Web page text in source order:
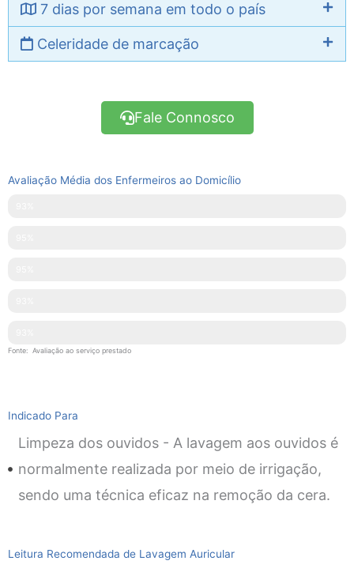
7 dias por semana em todo o país
Celeridade de marcação
Fale Connosco
Avaliação Média dos Enfermeiros ao Domicílio
Fonte: Avaliação ao serviço prestado
Indicado Para
Limpeza dos ouvidos - A lavagem aos ouvidos é
normalmente realizada por meio de irrigação,
sendo uma técnica eficaz na remoção da cera.
Leitura Recomendada de Lavagem Auricular